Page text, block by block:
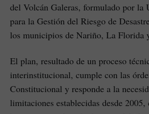
del Volcán Galeras, formulado por la
para la Gestión del Riesgo de
los municipios de Nariño, La Florida
El plan, resultado de un proceso
interinstitucional, cumple con las
Constitucional y responde a la
limitaciones establecidas desde 2005,